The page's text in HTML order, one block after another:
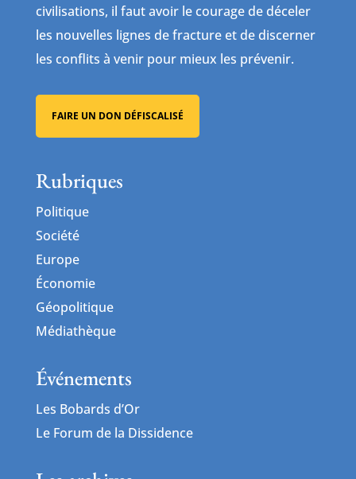
civilisations, il faut avoir le courage de déceler
les nouvelles lignes de fracture et de discerner
les conflits à venir pour mieux les prévenir.
FAIRE UN DON DÉFISCALISÉ
Rubriques
Politique
Société
Europe
Économie
Géopolitique
Médiathèque
Événements
Les Bobards d’Or
Le Forum de la Dissidence